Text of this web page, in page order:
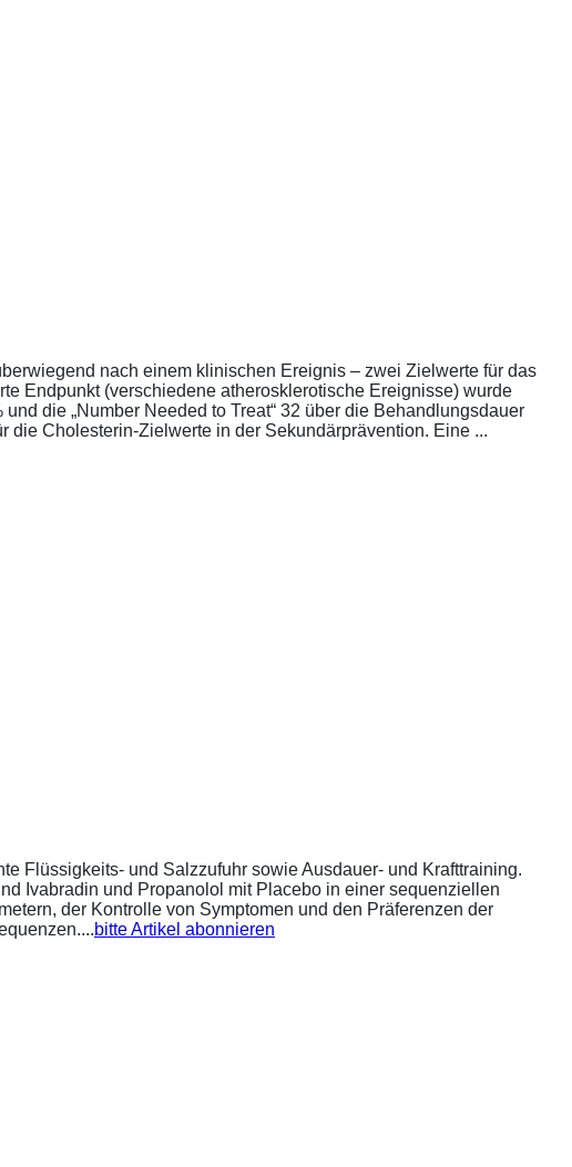
nach einem klinischen Ereignis – zwei Zielwerte für das
Endpunkt (verschiedene atherosklerotische Ereignisse) wurde
die „Number Needed to Treat“ 32 über die Behandlungsdauer
Cholesterin-Zielwerte in der Sekundärprävention. Eine ...
Flüssigkeits- und Salzzufuhr sowie Ausdauer- und Krafttraining.
Ivabradin und Propanolol mit Placebo in einer sequenziellen
der Kontrolle von Symptomen und den Präferenzen der
bitte Artikel abonnieren